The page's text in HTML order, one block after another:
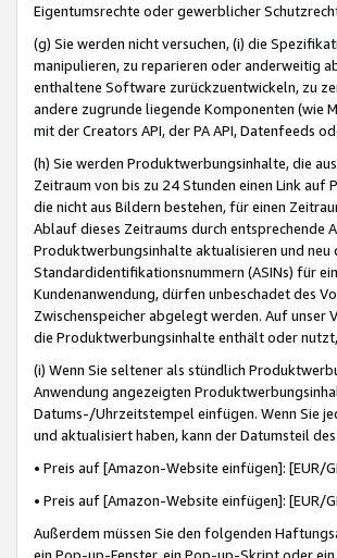
Eigentumsrechte oder gewerblicher
(g) Sie werden nicht versuchen, (i) die
manipulieren, zu reparieren oder anderweitig
enthaltene Software zurückzuentwickeln, zu
andere zugrunde liegende Komponenten (wie
mit der Creators API, der PA API, Datenfeeds
(h) Sie werden Produktwerbungsinhalte, die
Zeitraum von bis zu 24 Stunden einen Link
die nicht aus Bildern bestehen, für einen
Ablauf dieses Zeitraums durch entsprechende
Produktwerbungsinhalte aktualisieren und
Standardidentifikationsnummern (ASINs) für
Kundenanwendung, dürfen unbeschadet des
Zwischenspeicher abgelegt werden. Auf unser
die Produktwerbungsinhalte enthält oder
(i) Wenn Sie seltener als stündlich
Anwendung angezeigten
Datums-/Uhrzeitstempel einfügen. Wenn Sie
und aktualisiert haben, kann der Datumsteil
• Preis auf [Amazon-Website einfügen]:
• Preis auf [Amazon-Website einfügen]:
Außerdem müssen Sie den folgenden
ein Pop-up-Fenster, ein Pop-up-Skript oder